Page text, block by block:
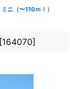
ミニ（〜110ｍｌ）
[164070]